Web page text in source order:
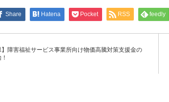
Share Hatena Pocket RSS feedly
】障害福祉サービス事業所向け物価高騰対策支援金の